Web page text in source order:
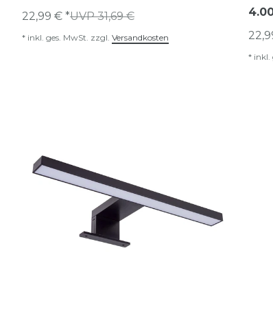
UVP 31,69 €
22,99 € *
* inkl. ges. MwSt. zzgl. Versandkosten
* inkl.